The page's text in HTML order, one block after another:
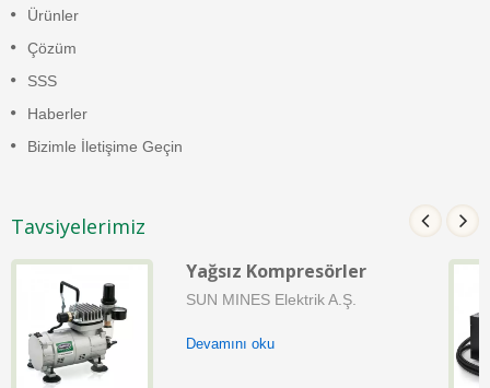
Ürünler
Çözüm
SSS
Haberler
Bizimle İletişime Geçin
Tavsiyelerimiz
Yağsız Kompresörler
SUN MINES Elektrik A.Ş.
Devamını oku